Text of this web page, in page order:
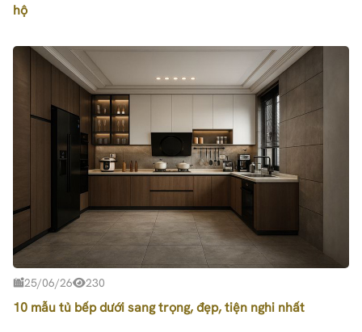
hộ
25/06/26 230
10 mẫu tủ bếp dưới sang trọng, đẹp, tiện nghi nhất